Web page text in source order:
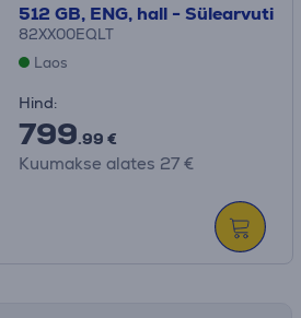
512 GB, ENG, hall - Sülearvuti
82XX00EQLT
Laos
Hind:
799.99 €
Kuumakse alates 27 €